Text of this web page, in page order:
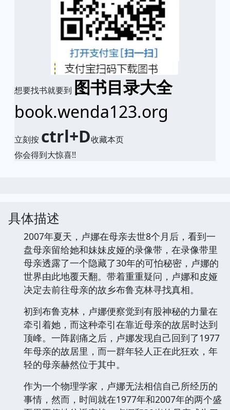
想要找书就要到 图书目录大全
book.wenda123.org
立刻按 ctrl+D收藏本页
你会得到大惊喜!!
具体描述
2007年夏天，卢娜在母亲去世8个月后，看到一
盘母亲留给她和妹妹皮娅的录像带，在录像带里
母亲透露了一个隐藏了30年的可怕秘密，卢娜的
世界由此地覆天翻。带着重重疑问，卢娜和皮娅
决定去前往母亲的故乡布鲁克林寻找真相。
初到布鲁克林，卢娜便察觉到有股神秘的力量在
牵引着她，而这种牵引在靠近母亲的故居时达到
顶峰。一阵剧痛之后，卢娜发现自己回到了1977
年母亲的故居里，而一群年轻人正在此狂欢，年
轻的母亲赫然位于其中。
作为一个物理学家，卢娜无法相信自己所经历的
事情，然而，时间就在1977年和2007年的两个盛